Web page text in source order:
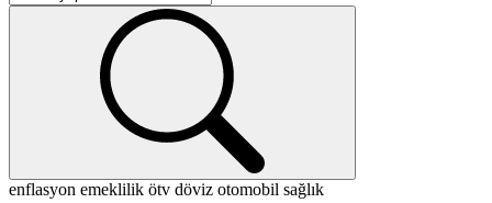
enflasyon emeklilik ötv döviz otomobil sağlık